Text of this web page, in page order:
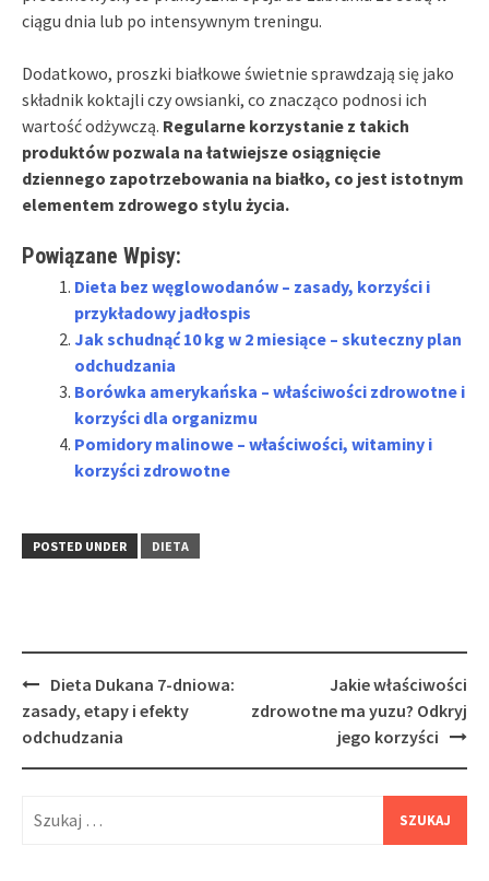
ciągu dnia lub po intensywnym treningu.
Dodatkowo, proszki białkowe świetnie sprawdzają się jako
składnik koktajli czy owsianki, co znacząco podnosi ich
wartość odżywczą. Regularne korzystanie z takich
produktów pozwala na łatwiejsze osiągnięcie
dziennego zapotrzebowania na białko, co jest istotnym
elementem zdrowego stylu życia.
Powiązane Wpisy:
Dieta bez węglowodanów – zasady, korzyści i
przykładowy jadłospis
Jak schudnąć 10 kg w 2 miesiące – skuteczny plan
odchudzania
Borówka amerykańska – właściwości zdrowotne i
korzyści dla organizmu
Pomidory malinowe – właściwości, witaminy i
korzyści zdrowotne
POSTED UNDER DIETA
Post
navigation
Dieta Dukana 7-dniowa:
zasady, etapy i efekty
odchudzania
Jakie właściwości
zdrowotne ma yuzu? Odkryj
jego korzyści